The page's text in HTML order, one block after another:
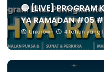
🔴 [LIVE] PROGRAM
YA RAMADAN #05
Unknown 4 tahun yang